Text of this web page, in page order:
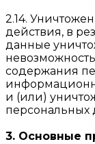
2.14.
действия, в
данные
содержания
и (или)
персональных
3. Основные